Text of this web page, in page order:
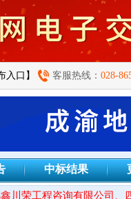
入口】 客服热线： 028-
中标结果
荣工程咨询有限公司、四